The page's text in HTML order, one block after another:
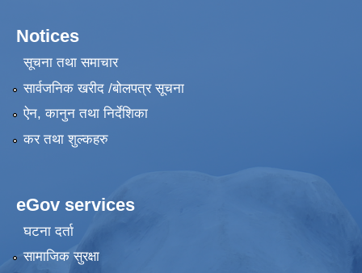
Notices
सूचना तथा समाचार
सार्वजनिक खरीद /बोलपत्र सूचना
ऐन, कानुन तथा निर्देशिका
कर तथा शुल्कहरु
eGov services
घटना दर्ता
सामाजिक सुरक्षा